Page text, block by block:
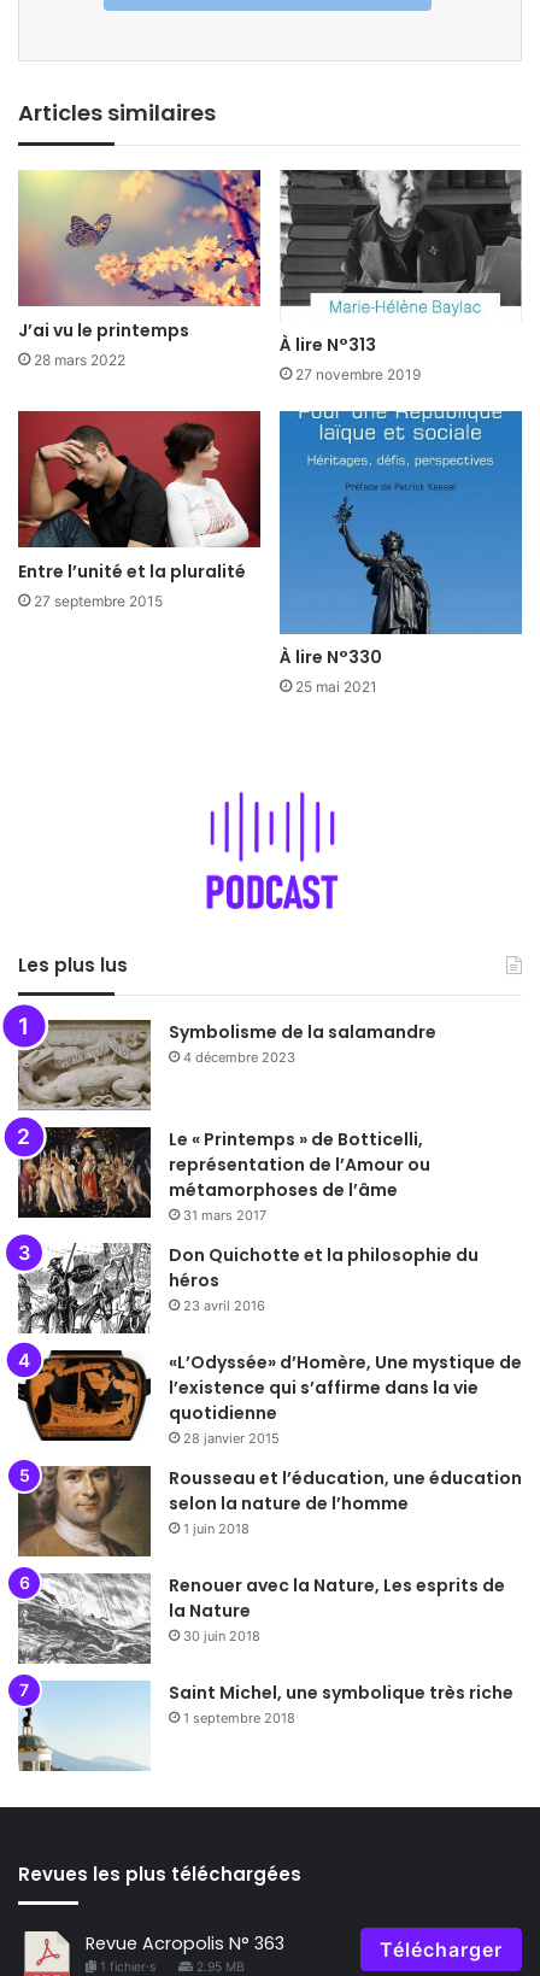
Articles similaires
J’ai vu le printemps
28 mars 2022
À lire N°313
27 novembre 2019
Entre l’unité et la pluralité
27 septembre 2015
À lire N°330
25 mai 2021
Les plus lus
Symbolisme de la salamandre
4 décembre 2023
Le « Printemps » de Botticelli,
représentation de l’Amour ou
métamorphoses de l’âme
31 mars 2017
Don Quichotte et la philosophie du
héros
23 avril 2016
«L’Odyssée» d’Homère, Une mystique de
l’existence qui s’affirme dans la vie
quotidienne
28 janvier 2015
Rousseau et l’éducation, une éducation
selon la nature de l’homme
1 juin 2018
Renouer avec la Nature, Les esprits de
la Nature
30 juin 2018
Saint Michel, une symbolique très riche
1 septembre 2018
Revues les plus téléchargées
Revue Acropolis N° 363
1 fichier·s 2.95 MB
Télécharger